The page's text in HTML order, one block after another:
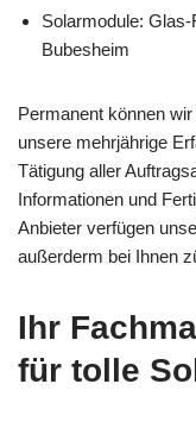
Solarmodule:
Bubesheim
Permanent können
unsere mehrjährige
Tätigung aller
Informationen und
Anbieter verfügen
außerderm bei Ihnen
Ihr
für tolle